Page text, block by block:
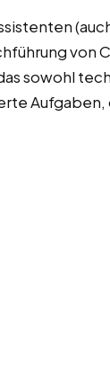
von
sowohl